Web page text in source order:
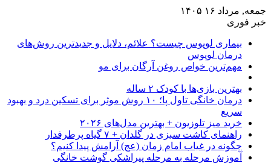
جمعه, مرداد ۱۶ ۱۴۰۵
خبر فوری
بیماری لوپوس چیست؟ علائم، دلایل و جدیدترین روش‌های
درمان لوپوس
مهم‌ترین خواص روغن آرگان برای مو
بهترین بازی‌ها با کودک ۲ ساله
درمان خانگی تاول پا؛ ۱۰ روش موثر برای تسکین درد و بهبود
سریع
خرید میز تلوزیون + بهترین مدل‌های ۲۰۲۶
راهنمای کاشت سبزی در گلدان + ۷ گیاه پرطرفدار
چگونه در غیاب امام زمان (عج) آرامش پیدا کنیم؟
آموزش مرحله به مرحله پیراشکی گوشت خانگی